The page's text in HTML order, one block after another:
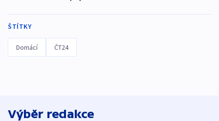
ŠTÍTKY
Domácí ČT24
Výběr redakce